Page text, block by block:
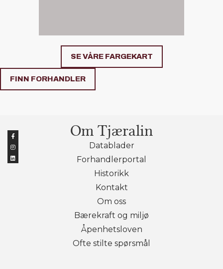
SE VÅRE FARGEKART
FINN FORHANDLER
Om Tjæralin
Datablader
Forhandlerportal
Historikk
Kontakt
Om oss
Bærekraft og miljø
Åpenhetsloven
Ofte stilte spørsmål